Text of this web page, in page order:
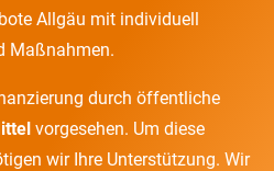
Allgäu mit individuell
Maßnahmen.
durch öffentliche
vorgesehen. Um diese
wir Ihre Unterstützung. Wir